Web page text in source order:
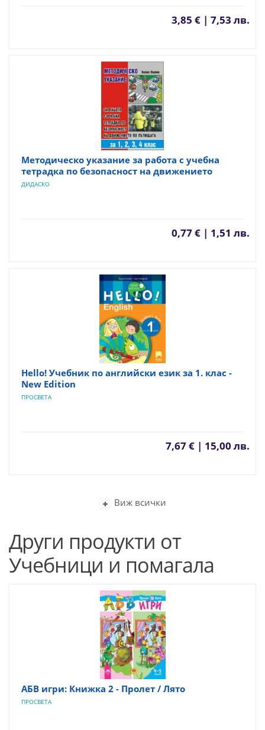
3,85 € | 7,53 лв.
Методическо указание за работа с учебна
тетрадка по безопасност на движението
ДИДАСКО
0,77 € | 1,51 лв.
Hello! Учебник по английски език за 1. клас -
New Edition
ПРОСВЕТА
7,67 € | 15,00 лв.
Виж всички
Други продукти от
Учебници и помагала
АБВ игри: Книжка 2 - Пролет / Лято
ПРОСВЕТА